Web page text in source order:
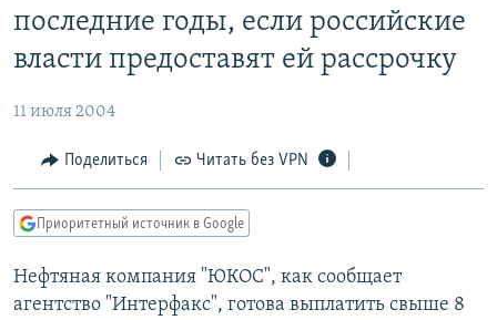
главной
навигации
КУЛЬТУРА
IDEL.РЕАЛИИ
СИБИРЬ.РЕАЛИИ
РАСПИСАНИЕ ВЕЩАНИЯ
СОЦИАЛЬНЫЕ СЕТИ
последние годы, если российские
власти предоставят ей рассрочку
11 июля 2004
Поделиться Читать без VPN
Приоритетный источник в Google
Нефтяная компания "ЮКОС", как сообщает
агентство "Интерфакс", готова выплатить свыше 8